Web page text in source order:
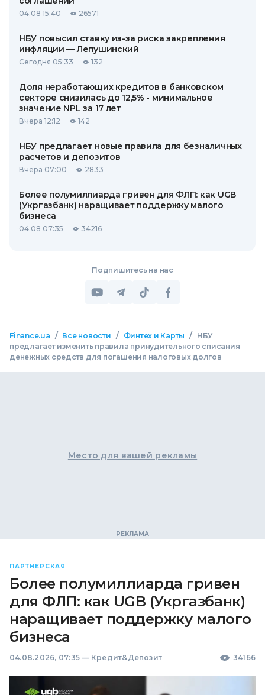
04.08 15:40 26571
НБУ повысил ставку из-за риска закрепления
инфляции — Лепушинский
Сегодня 05:33 132
Доля неработающих кредитов в банковском
секторе снизилась до 12,5% - минимальное
значение NPL за 17 лет
Вчера 12:12 142
НБУ предлагает новые правила для безналичных
расчетов и депозитов
Вчера 07:00 2833
Более полумиллиарда гривен для ФЛП: как UGB
(Укргазбанк) наращивает поддержку малого
бизнеса
04.08 07:35 34216
Подпишитесь на нас
Finance.ua / Все новости / Финтех и Карты /
НБУ
предлагает изменить правила принудительного списания
денежных средств для погашения налоговых долгов
Место для вашей рекламы
ПАРТНЕРСКАЯ
Более полумиллиарда гривен
для ФЛП: как UGB (Укргазбанк)
наращивает поддержку малого
бизнеса
04.08.2026, 07:35 — Кредит&Депозит 34166